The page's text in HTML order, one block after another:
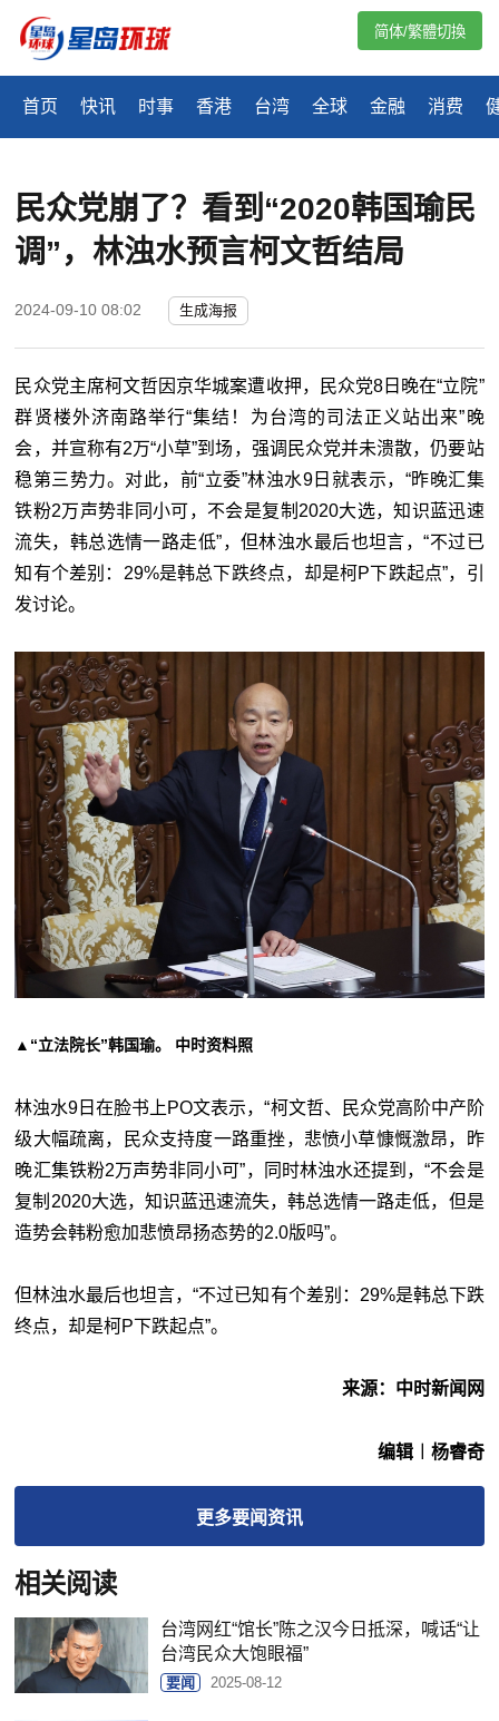
首页 快讯 时事 香港 台湾 全球 金融 消费
简体/繁體切換
民众党崩了？看到“2020韩国瑜民
调”，林浊水预言柯文哲结局
2024-09-10 08:02 生成海报
民众党主席柯文哲因京华城案遭收押，民众党8日晚在“立院”
群贤楼外济南路举行“集结！为台湾的司法正义站出来”晚
会，并宣称有2万“小草”到场，强调民众党并未溃散，仍要站
稳第三势力。对此，前“立委”林浊水9日就表示，“昨晚汇集
铁粉2万声势非同小可，不会是复制2020大选，知识蓝迅速
流失，韩总选情一路走低”，但林浊水最后也坦言，“不过已
知有个差别：29%是韩总下跌终点，却是柯P下跌起点”，引
发讨论。
▲“立法院长”韩国瑜。 中时资料照
林浊水9日在脸书上PO文表示，“柯文哲、民众党高阶中产阶
级大幅疏离，民众支持度一路重挫，悲愤小草慷慨激昂，昨
晚汇集铁粉2万声势非同小可”，同时林浊水还提到，“不会是
复制2020大选，知识蓝迅速流失，韩总选情一路走低，但是
造势会韩粉愈加悲愤昂扬态势的2.0版吗”。
但林浊水最后也坦言，“不过已知有个差别：29%是韩总下跌
终点，却是柯P下跌起点”。
来源：中时新闻网
编辑︱杨睿奇
更多要闻资讯
相关阅读
台湾网红“馆长”陈之汉今日抵深，喊话“让
台湾民众大饱眼福”
要闻 2025-08-12